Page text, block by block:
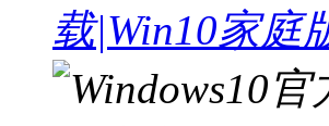
载|Win10家庭